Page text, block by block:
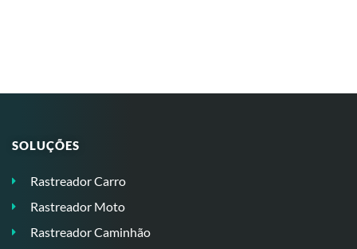
SOLUÇÕES
Rastreador Carro
Rastreador Moto
Rastreador Caminhão